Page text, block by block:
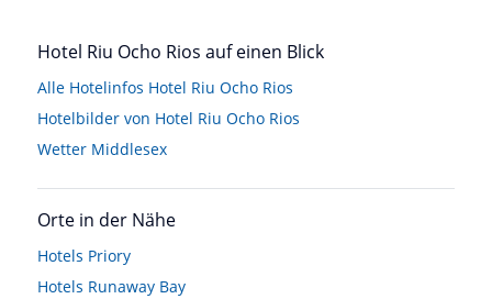
Hotel Riu Ocho Rios auf einen Blick
Alle Hotelinfos Hotel Riu Ocho Rios
Hotelbilder von Hotel Riu Ocho Rios
Wetter Middlesex
Orte in der Nähe
Hotels Priory
Hotels Runaway Bay